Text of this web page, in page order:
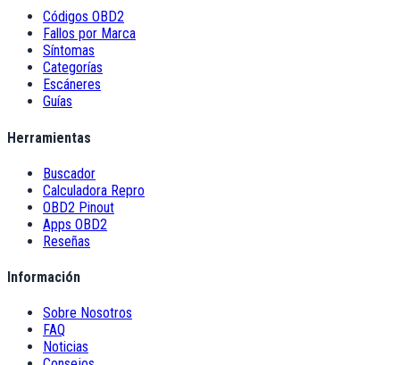
Códigos OBD2
Fallos por Marca
Síntomas
Categorías
Escáneres
Guías
Herramientas
Buscador
Calculadora Repro
OBD2 Pinout
Apps OBD2
Reseñas
Información
Sobre Nosotros
FAQ
Noticias